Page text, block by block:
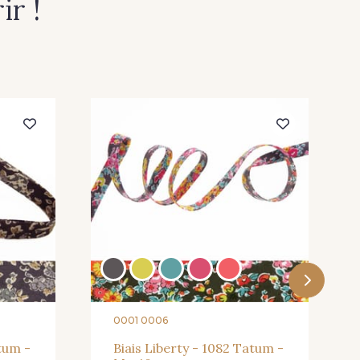
!
-
0001 0006
Biais Liberty - 1082 Tatum -